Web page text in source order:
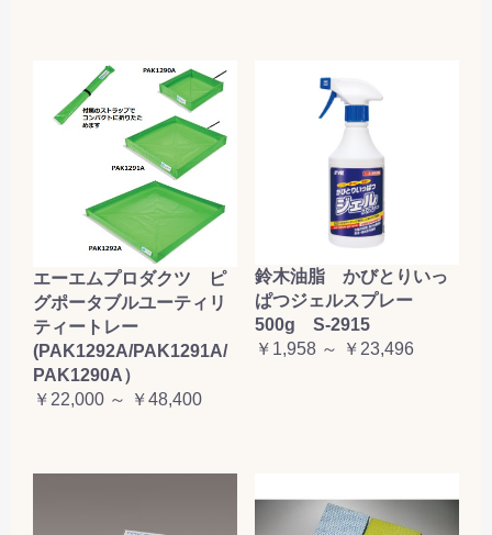
エーエムプロダクツ ピ
グポータブルユーティリ
ティートレー
(PAK1292A/PAK1291A/
PAK1290A）
￥22,000 ～ ￥48,400
鈴木油脂 かびとりいっ
ぱつジェルスプレー
500g S-2915
￥1,958 ～ ￥23,496